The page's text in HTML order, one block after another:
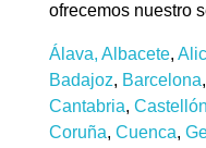
ofrecemos nuestro
Álava, Albacete,
Badajoz, Barcelona,
Cantabria, Castellón
Coruña, Cuenca,